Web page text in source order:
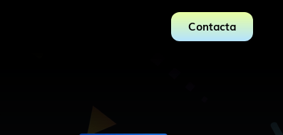
Contacta